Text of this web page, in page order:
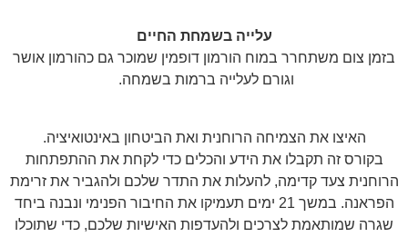
עלייה בשמחת החיים
בזמן צום משתחרר במוח הורמון דופמין שמוכר גם כהורמון אושר
וגורם לעלייה ברמות בשמחה.
האיצו את הצמיחה הרוחנית ואת הביטחון באינטואיציה.
בקורס זה תקבלו את הידע והכלים כדי לקחת את ההתפתחות
הרוחנית צעד קדימה, להעלות את התדר שלכם ולהגביר את זרימת
הפראנה. במשך 21 ימים תעמיקו את החיבור הפנימי ונבנה ביחד
שגרה שמותאמת לצרכים ולהעדפות האישיות שלכם, כדי שתוכלו